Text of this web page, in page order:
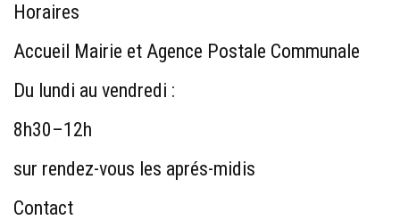
Horaires
Accueil Mairie et Agence Postale Communale
Du lundi au vendredi :
8h30–12h
sur rendez-vous les aprés-midis
Contact